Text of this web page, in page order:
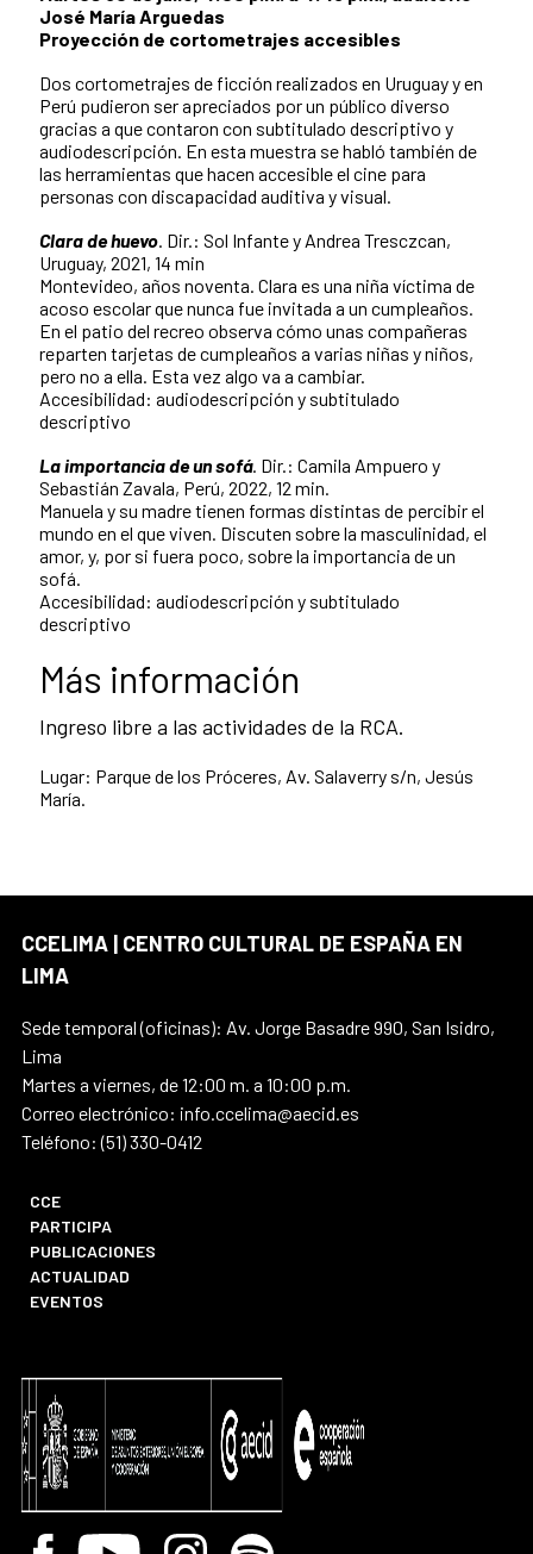
José María Arguedas
Proyección de cortometrajes accesibles
Dos cortometrajes de ficción realizados en Uruguay y en
Perú pudieron ser apreciados por un público diverso
gracias a que contaron con subtitulado descriptivo y
audiodescripción. En esta muestra se habló también de
las herramientas que hacen accesible el cine para
personas con discapacidad auditiva y visual.
Clara de huevo . Dir.: Sol Infante y Andrea Tresczcan,
Uruguay, 2021, 14 min
Montevideo, años noventa. Clara es una niña víctima de
acoso escolar que nunca fue invitada a un cumpleaños.
En el patio del recreo observa cómo unas compañeras
reparten tarjetas de cumpleaños a varias niñas y niños,
pero no a ella. Esta vez algo va a cambiar.
Accesibilidad: audiodescripción y subtitulado
descriptivo
La importancia de un sofá. Dir.: Camila Ampuero y
Sebastián Zavala, Perú, 2022, 12 min.
Manuela y su madre tienen formas distintas de percibir el
mundo en el que viven. Discuten sobre la masculinidad, el
amor, y, por si fuera poco, sobre la importancia de un
sofá.
Accesibilidad: audiodescripción y subtitulado
descriptivo
Más información
Ingreso libre a las actividades de la RCA.
Lugar: Parque de los Próceres, Av. Salaverry s/n, Jesús
María.
CCELIMA | CENTRO CULTURAL DE ESPAÑA EN
LIMA
Sede temporal (oficinas): Av. Jorge Basadre 990, San Isidro,
Lima
Martes a viernes, de 12:00 m. a 10:00 p.m.
Correo electrónico: info.ccelima@aecid.es
Teléfono: (51) 330-0412
CCE
PARTICIPA
PUBLICACIONES
ACTUALIDAD
EVENTOS
Facebook
Youtube InstagramSpotify